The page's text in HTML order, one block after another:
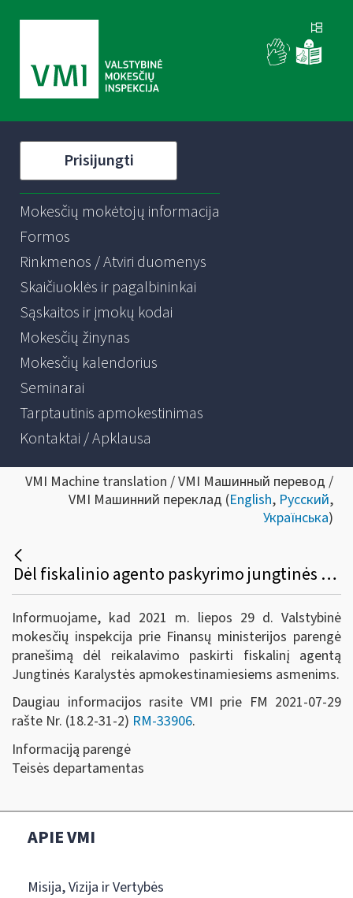
Prisijungti
Mokesčių mokėtojų informacija
Formos
Rinkmenos / Atviri duomenys
Skaičiuoklės ir pagalbininkai
Sąskaitos ir įmokų kodai
Mokesčių žinynas
Mokesčių kalendorius
Seminarai
Tarptautinis apmokestinimas
Kontaktai / Apklausa
VMI Machine translation / VMI Машинный перевод /
VMI Машинний переклад (English, Русский,
Українська)
Dėl fiskalinio agento paskyrimo jungtinės karalystės apmokestinamiesiems asmenims
Informuojame, kad 2021 m. liepos 29 d. Valstybinė
mokesčių inspekcija prie Finansų ministerijos parengė
pranešimą dėl reikalavimo paskirti fiskalinį agentą
Jungtinės Karalystės apmokestinamiesiems asmenims.
Daugiau informacijos rasite VMI prie FM 2021-07-29
rašte Nr. (18.2-31-2) RM-33906.
Informaciją parengė
Teisės departamentas
APIE VMI
Misija, Vizija ir Vertybės